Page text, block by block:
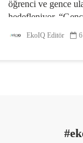
öğrenci ve gence
hedefleniyor.
üçte biri ve genç...
EkoIQ Editör